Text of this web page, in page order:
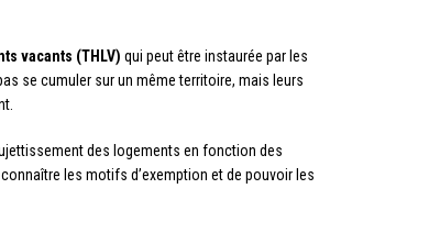
vacants (THLV) qui peut être instaurée par les
se cumuler sur un même territoire, mais leurs
des logements en fonction des
les motifs d’exemption et de pouvoir les